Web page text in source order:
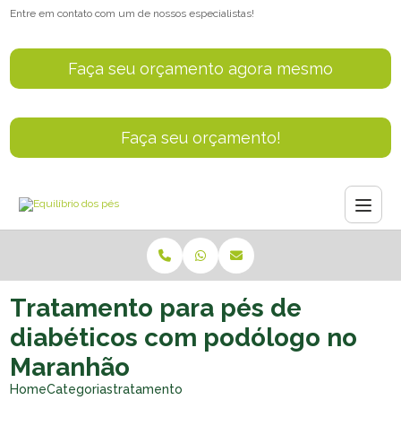
Entre em contato com um de nossos especialistas!
Faça seu orçamento agora mesmo
Faça seu orçamento!
HomeCategoriastratamento pes diabeticos podologo no
Tratamento para pés de
diabéticos com podólogo no
Maranhão